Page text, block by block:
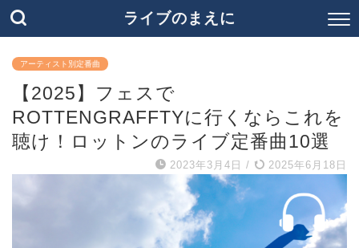
ライブのまえに
アーティスト別定番曲
【2025】フェスで
ROTTENGRAFFTYに行くならこれを
聴け！ロットンのライブ定番曲10選
2023年3月4日 / 2025年6月18日